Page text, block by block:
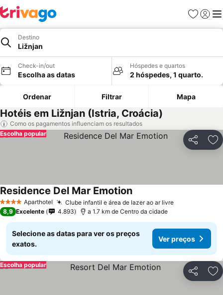
Favoritos
Iniciar
Destino
Ližnjan
Check-in/out
Escolha as datas
Hóspedes e quartos
2 hóspedes, 1 quarto.
Ordenar Filtrar Mapa
Hotéis em Ližnjan (Istria, Croácia)
Como os pagamentos influenciam os resultados
Partilhar
Escolha popular
4 EstrelasAparthotel Clube infantil e área de lazer ao ar livre
Residence Del Mar Emotion
8,9 Excelente 4.893 a 1.7 km de Centro da cidade
Selecione as datas para ver os preços
exatos.
Ver preços
Partilhar
Escolha popular